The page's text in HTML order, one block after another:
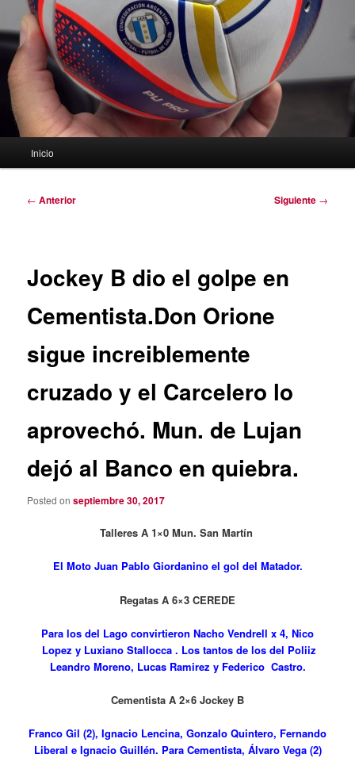
Inicio
Navegación
← Anterior Siguiente →
Jockey B dio el golpe en
Cementista.Don Orione
sigue increiblemente
cruzado y el Carcelero lo
aprovechó. Mun. de Lujan
dejó al Banco en quiebra.
Posted onseptiembre 30, 2017
Talleres A 1×0 Mun. San Martín
El Moto Juan Pablo Giordanino el gol del Matador.
Regatas A 6×3 CEREDE
Para los del Lago convirtieron Nacho Vendrell x 4, Nico
Lopez y Luxiano Stallocca . Los tantos de los del Poliiz
Leandro Moreno, Lucas Ramirez y Federico Castro.
Cementista A 2×6 Jockey B
Franco Gil (2), Ignacio Lencina, Gonzalo Quintero, Fernando
Liberal e Ignacio Guillén. Para Cementista, Álvaro Vega (2)